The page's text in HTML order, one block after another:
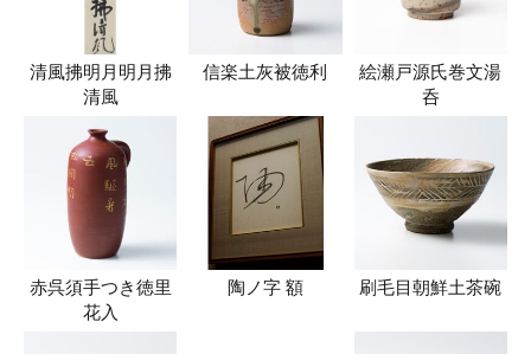
清風拂明月明月拂
清風
信楽土灰被徳利
絵瀬戸源氏巻文湯
呑
赤呉須手つき徳里
花入
陶ノ字 額 刷毛目朝鮮土茶碗